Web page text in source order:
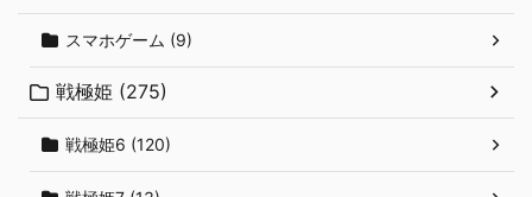
スマホゲーム (9)
戦極姫 (275)
戦極姫6 (120)